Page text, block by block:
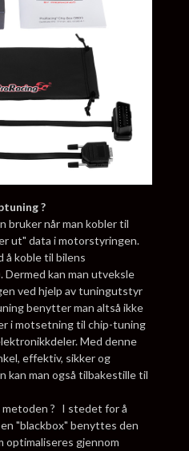
?
bruker når man kobler til
ut" data i motorstyringen.
å koble til bilens
kan man utveksle
ved hjelp av tuningutstyr
benytter man altså ikke
i motsetning til chip-tuning
Med denne
effektiv, sikker og
kan man også tilbakestille til
metoden ? I stedet for å
"blackbox" benyttes den
optimaliseres gjennom